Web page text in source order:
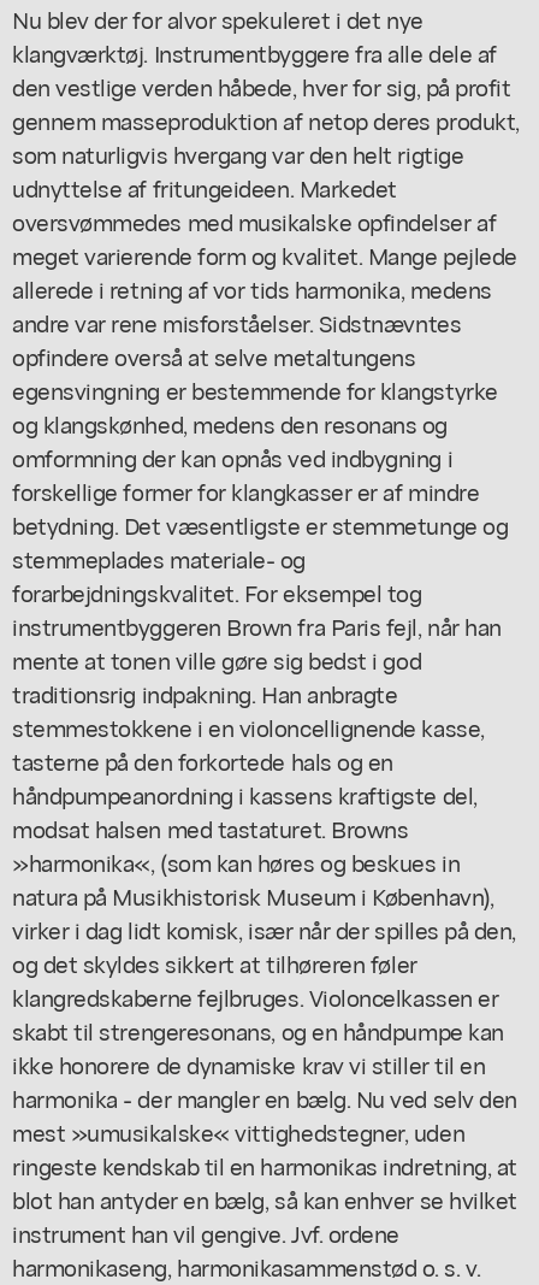
Nu blev der for alvor spekuleret i det nye
klangværktøj. Instrumentbyggere fra alle dele af
den vestlige verden håbede, hver for sig, på profit
gennem masseproduktion af netop deres produkt,
som naturligvis hvergang var den helt rigtige
udnyttelse af fritungeideen. Markedet
oversvømmedes med musikalske opfindelser af
meget varierende form og kvalitet. Mange pejlede
allerede i retning af vor tids harmonika, medens
andre var rene misforståelser. Sidstnævntes
opfindere overså at selve metaltungens
egensvingning er bestemmende for klangstyrke
og klangskønhed, medens den resonans og
omformning der kan opnås ved indbygning i
forskellige former for klangkasser er af mindre
betydning. Det væsentligste er stemmetunge og
stemmeplades materiale- og
forarbejdningskvalitet. For eksempel tog
instrumentbyggeren Brown fra Paris fejl, når han
mente at tonen ville gøre sig bedst i god
traditionsrig indpakning. Han anbragte
stemmestokkene i en violoncellignende kasse,
tasterne på den forkortede hals og en
håndpumpeanordning i kassens kraftigste del,
modsat halsen med tastaturet. Browns
»harmonika«, (som kan høres og beskues in
natura på Musikhistorisk Museum i København),
virker i dag lidt komisk, især når der spilles på den,
og det skyldes sikkert at tilhøreren føler
klangredskaberne fejlbruges. Violoncelkassen er
skabt til strengeresonans, og en håndpumpe kan
ikke honorere de dynamiske krav vi stiller til en
harmonika - der mangler en bælg. Nu ved selv den
mest »umusikalske« vittighedstegner, uden
ringeste kendskab til en harmonikas indretning, at
blot han antyder en bælg, så kan enhver se hvilket
instrument han vil gengive. Jvf. ordene
harmonikaseng, harmonikasammenstød o. s. v.